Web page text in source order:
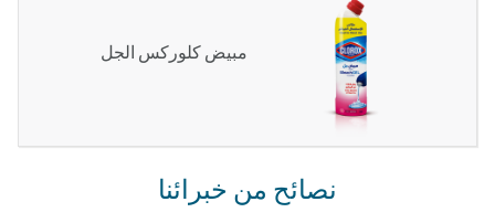
مبيض كلوركس الجل
نصائح من خبرائنا